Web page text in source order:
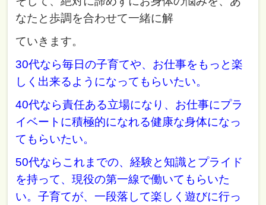
なたと歩調を合わせて一緒に解
ていきます。
30代なら毎日の子育てや、お仕事をもっと楽
しく出来るようになってもらいたい。
40代なら責任ある立場になり、お仕事にプラ
イベートに積極的になれる健康な身体になっ
てもらいたい。
50代ならこれまでの、経験と知識とプライド
を持って、現役の第一線で働いてもらいた
い。子育てが、一段落して楽しく遊びに行っ